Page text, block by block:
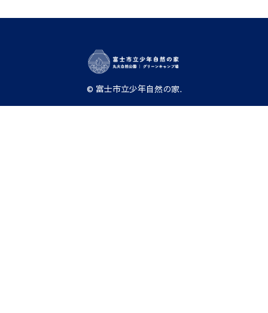
© 富士市立少年自然の家.